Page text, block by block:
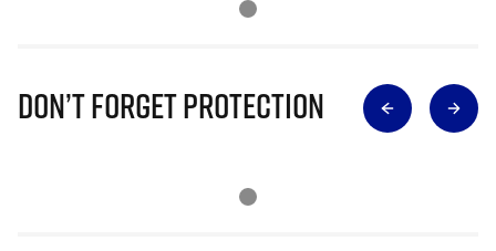
Don’t Forget Protection